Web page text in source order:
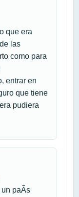
que era
las
como para
entrar en
que tiene
pudiera
paÃ­s